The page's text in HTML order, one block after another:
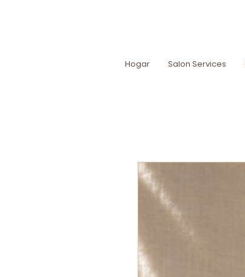
Hogar Salon Services